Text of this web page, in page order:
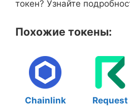
токен? Узнайте
Похожие токены:
Chainlink Request